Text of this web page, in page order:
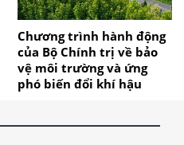
Chương trình hành động
của Bộ Chính trị về bảo
vệ môi trường và ứng
phó biến đổi khí hậu